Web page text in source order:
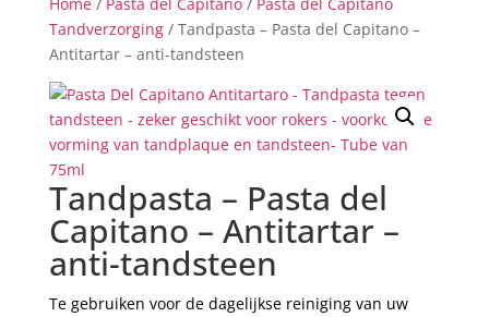
Tandverzorging/ Tandpasta – Pasta del Capitano –
Antitartar – anti-tandsteen
Tandpasta – Pasta del
Capitano – Antitartar –
anti-tandsteen
Te gebruiken voor de dagelijkse reiniging van uw